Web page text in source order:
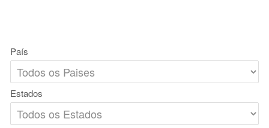
País
Estados